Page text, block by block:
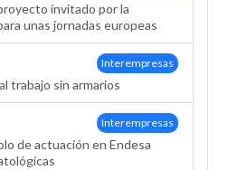
invitado por la
unas jornadas europeas
Interempresas
trabajo sin armarios
Interempresas
de actuación en Endesa